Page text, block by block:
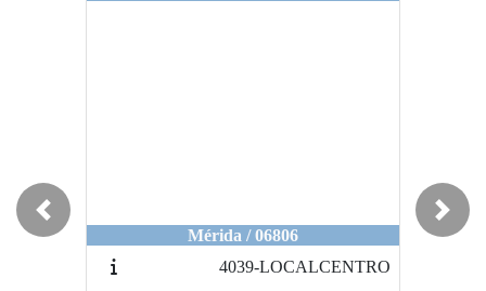
Mérida / 06806
4039-LOCALCENTRO
Previous Next